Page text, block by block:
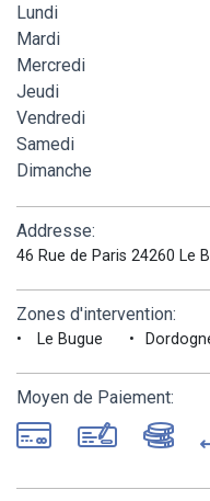
Lundi
Mardi
Mercredi
Jeudi
Vendredi
Samedi
Dimanche
Addresse:
46 Rue de Paris 24260 Le
Zones d'intervention:
Le Bugue
Moyen de Paiement: